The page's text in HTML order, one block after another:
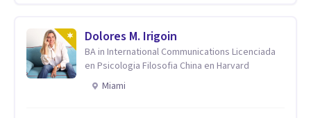
Dolores M. Irigoin
BA in International Communications Licenciada
en Psicologia Filosofia China en Harvard
Miami